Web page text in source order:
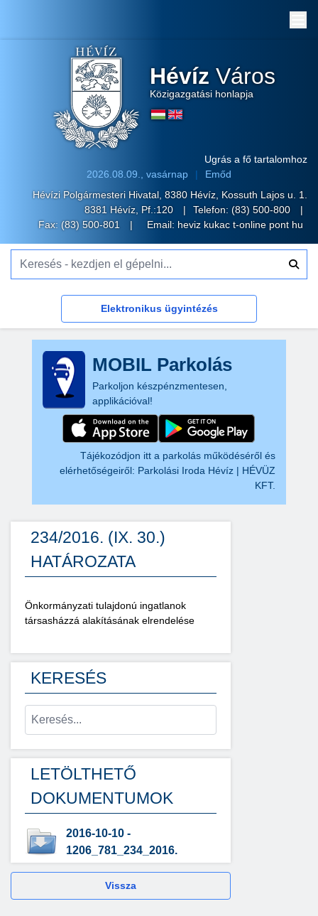
Hévíz Város
Közigazgatási honlapja
Ugrás a fő tartalomhoz
2026.08.09., vasárnap
Emőd
Hévízi Polgármesteri Hivatal, 8380 Hévíz, Kossuth Lajos u. 1.
8381 Hévíz, Pf.:120
Telefon: (83) 500-800
Fax: (83) 500-801
Email: heviz kukac t-online pont hu
Elektronikus ügyintézés
MOBIL Parkolás
Parkoljon készpénzmentesen,
applikációval!
Tájékozódjon itt a parkolás működéséről és
elérhetőségeiről: Parkolási Iroda Hévíz | HÉVÜZ
KFT.
234/2016. (IX. 30.)
HATÁROZATA
Önkormányzati tulajdonú ingatlanok
társasházzá alakításának elrendelése
KERESÉS
LETÖLTHETŐ
DOKUMENTUMOK
2016-10-10 -
1206_781_234_2016.
Vissza